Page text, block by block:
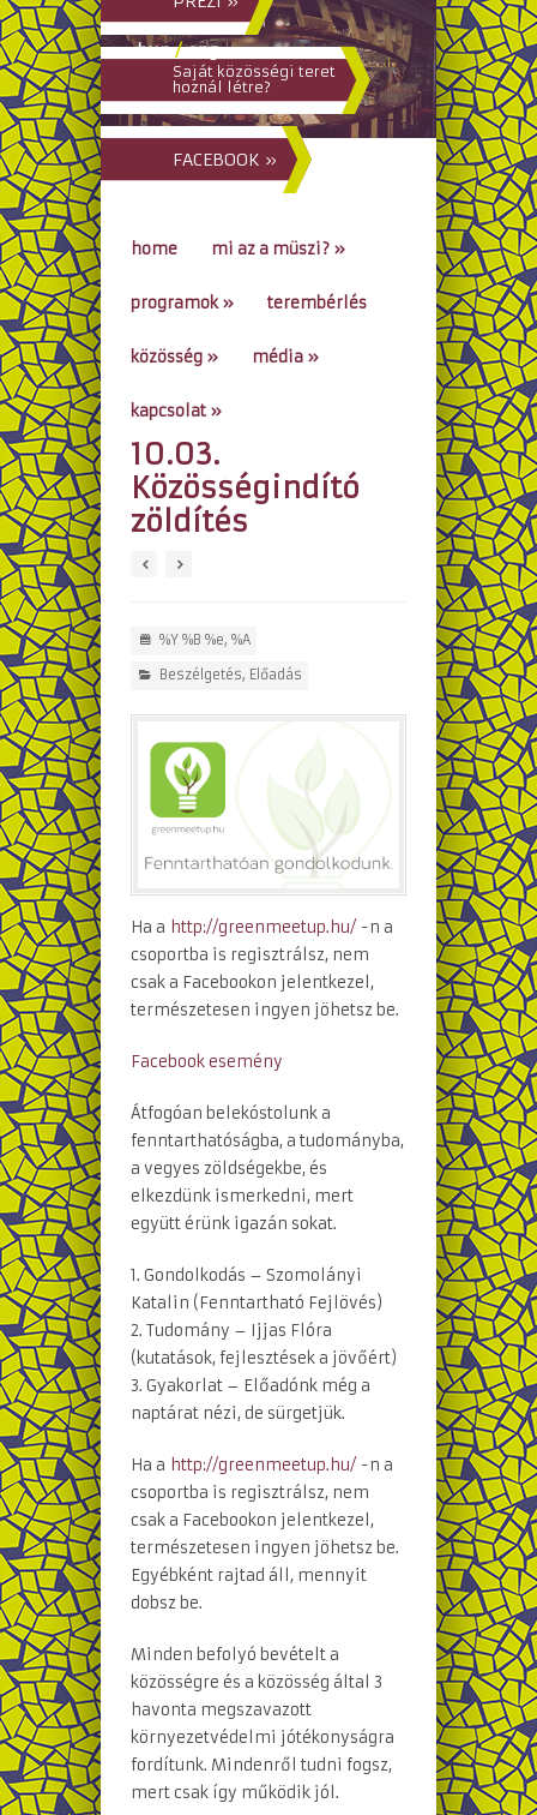
hun/eng
Saját közösségi teret
hoznál létre?
FACEBOOK »
home mi az a müszi? »
programok» terembérlés
közösség » média »
kapcsolat »
go to...
10.03.
Közösségindító
zöldítés
%Y %B %e, %A
Beszélgetés, Előadás
Ha a http://greenmeetup.hu/ -n a
csoportba is regisztrálsz, nem
csak a Facebookon jelentkezel,
természetesen ingyen jöhetsz be.
Facebook esemény
Átfogóan belekóstolunk a
fenntarthatóságba, a tudományba,
a vegyes zöldségekbe, és
elkezdünk ismerkedni, mert
együtt érünk igazán sokat.
1. Gondolkodás – Szomolányi
Katalin (Fenntartható Fejlövés)
2. Tudomány – Ijjas Flóra
(kutatások, fejlesztések a jövőért)
3. Gyakorlat – Előadónk még a
naptárat nézi, de sürgetjük.
Ha a http://greenmeetup.hu/ -n a
csoportba is regisztrálsz, nem
csak a Facebookon jelentkezel,
természetesen ingyen jöhetsz be.
Egyébként rajtad áll, mennyit
dobsz be.
Minden befolyó bevételt a
közösségre és a közösség által 3
havonta megszavazott
környezetvédelmi jótékonyságra
fordítunk. Mindenről tudni fogsz,
mert csak így működik jól.